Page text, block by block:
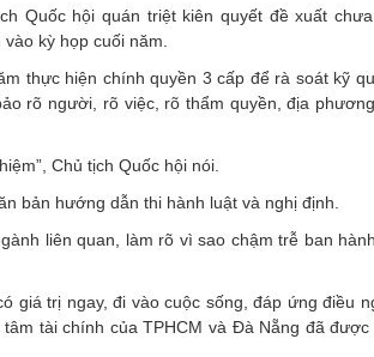
Quốc hội quán triệt kiên quyết đề xuất
kỳ họp cuối năm.
thực hiện chính quyền 3 cấp để rà soát kỹ
rõ người, rõ việc, rõ thẩm quyền, địa
Chủ tịch Quốc hội nói.
bản hướng dẫn thi hành luật và nghị định.
liên quan, làm rõ vì sao chậm trễ ban
giá trị ngay, đi vào cuộc sống, đáp ứng điều
tài chính của TPHCM và Đà Nẵng đã được